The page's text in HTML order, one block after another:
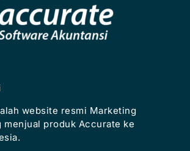
website resmi Marketing
menjual produk Accurate ke